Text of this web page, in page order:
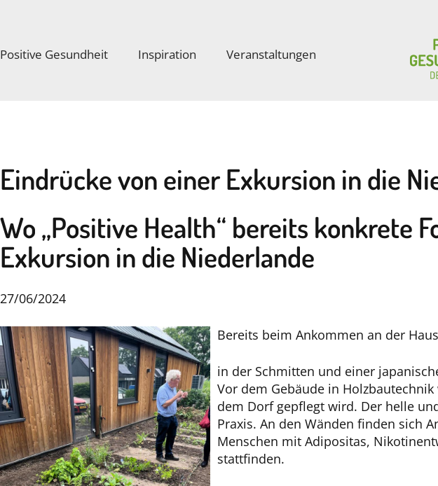
Positive Gesundheit Inspiration Veranstaltungen
Eindrücke von einer Exkursion in die
Wo „Positive Health“ bereits konkrete
Exkursion in die Niederlande
27/06/2024
Bereits beim Ankommen an der
in der Schmitten und einer
Vor dem Gebäude in
dem Dorf gepflegt wird. Der helle
Praxis. An den Wänden finden sich
Menschen mit Adipositas,
stattfinden.